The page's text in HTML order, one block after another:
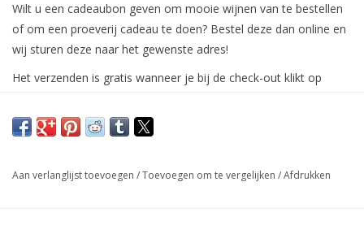
Wilt u een cadeaubon geven om mooie wijnen van te bestellen
of om een proeverij cadeau te doen? Bestel deze dan online en
wij sturen deze naar het gewenste adres!
Het verzenden is gratis wanneer je bij de check-out klikt op
dus de volgende dag in huis!
Aan verlanglijst toevoegen /Toevoegen om te vergelijken /Afdrukken